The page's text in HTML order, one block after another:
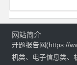
网站简介
开题报告网(https://
机类、电子信息类、